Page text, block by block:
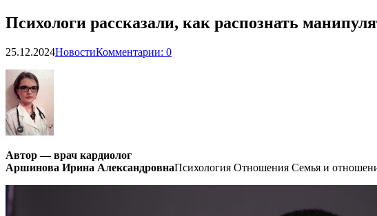
Психологи рассказали, как распознать
25.12.2024НовостиКомментарии: 0
Автор — врач кардиолог
Аршинова Ирина АлександровнаПсихология Отношения Семья и